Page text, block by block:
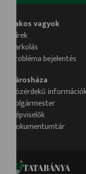
Lakos vagyok
Hírek
Parkolás
Probléma bejelentés
Városháza
Közérdekű
Polgármester
Képviselők
Dokumentumtár
TATABÁNYA